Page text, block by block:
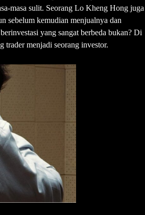
masa sulit. Seorang Lo Kheng Hong juga
sebelum kemudian menjualnya dan
yang sangat berbeda bukan? Di
trader menjadi seorang investor.